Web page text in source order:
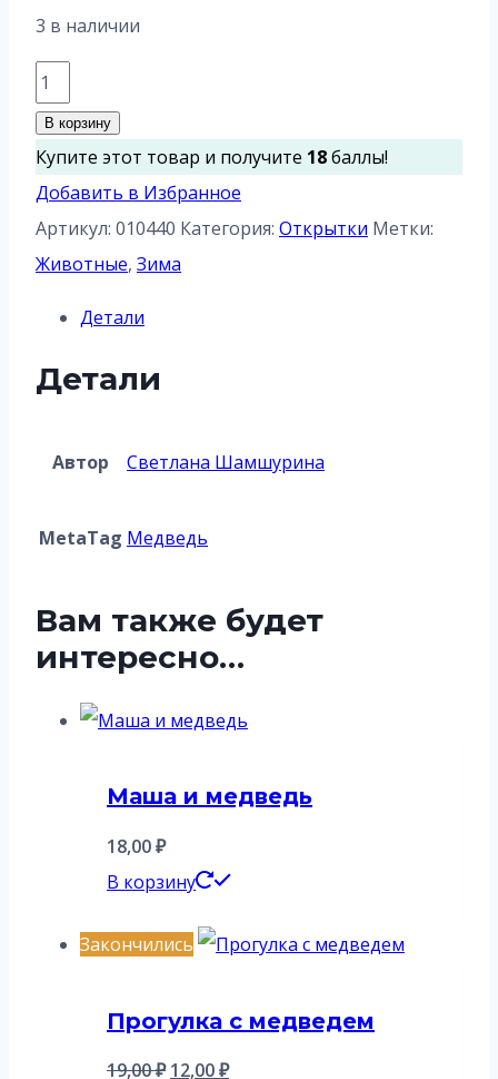
3 в наличии
Количество
товара
Девочка
и
медведь
В корзину
Купите этот товар и получите 18баллы!
Добавить в Избранное
Артикул: 010440 Категория: Открытки Метки:
Животные, Зима
Детали
Детали
Aвтор Светлана Шамшурина
MetaTag Медведь
Вам также будет
интересно…
Маша и медведь
18,00₽
В корзину
Закончились
Прогулка с медведем
19,00₽ Первоначальная
12,00₽Текущая